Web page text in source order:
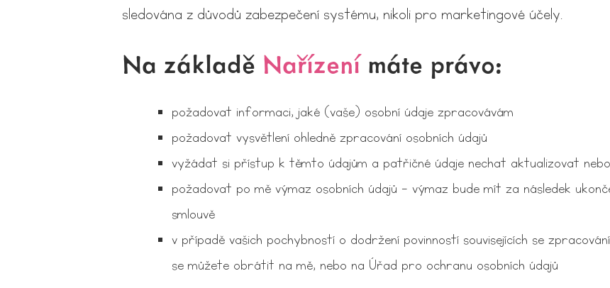
sledována z důvodů zabezpečení systému, nikoli pro marketingové účely.
Na základě Nařízenímáte právo:
požadovat informaci, jaké (vaše) osobní údaje zpracovávám
požadovat vysvětlení ohledně zpracování osobních údajů
vyžádat si přístup k těmto údajům a patřičné údaje nechat aktualizovat
požadovat po mě výmaz osobních údajů – výmaz bude mít za následek
smlouvě
v případě vašich pochybností o dodržení povinností souvisejících se
se můžete obrátit na mě, nebo na Úřad pro ochranu osobních údajů